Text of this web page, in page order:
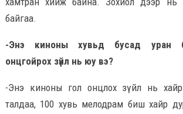
байгаа.
-Энэ киноны хувьд бусад уран
онцгойрох зүйл нь юу вэ?
-Энэ киноны гол онцлох зүйл нь
талдаа, 100 хувь мелодрам биш хайр